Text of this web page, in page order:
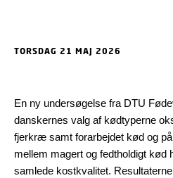
TORSDAG 21 MAJ 2026
En ny undersøgelse fra DTU
danskernes valg af kødtyperne
fjerkræ samt forarbejdet kød og
mellem magert og fedtholdigt
samlede kostkvalitet.